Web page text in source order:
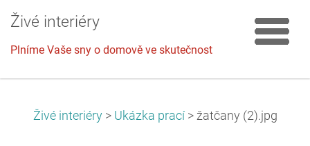
Živé interiéry
Plníme Vaše sny o domově ve skutečnost
Živé interiéry > Ukázka prací > žatčany (2).jpg